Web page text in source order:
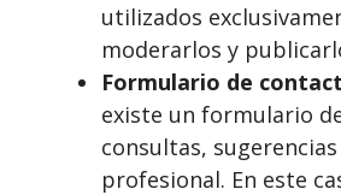
utilizados
moderarlos y
Formulario de
existe un formulario
consultas,
profesional. En este